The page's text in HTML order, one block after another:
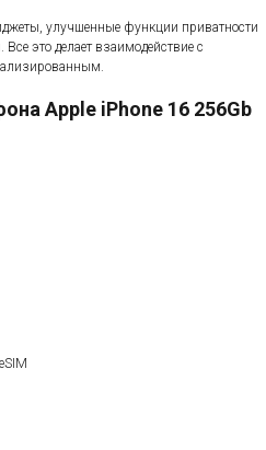
улучшенные функции приватности
это делает взаимодействие с
Apple iPhone 16 256Gb